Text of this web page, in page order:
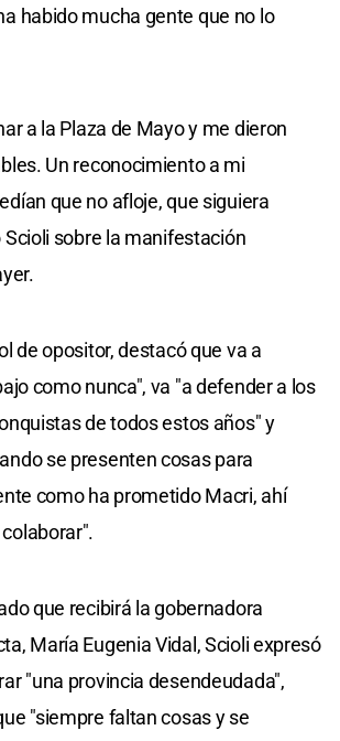
habido mucha gente que no lo
a la Plaza de Mayo y me dieron
Un reconocimiento a mi
que no afloje, que siguiera
sobre la manifestación
de opositor, destacó que va a
como nunca", va "a defender a los
de todos estos años" y
se presenten cosas para
como ha prometido Macri, ahí
que recibirá la gobernadora
María Eugenia Vidal, Scioli expresó
"una provincia desendeudada",
"siempre faltan cosas y se